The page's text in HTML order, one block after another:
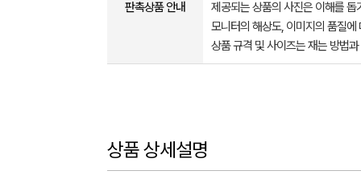
판촉상품 안내
제공되는 상품의 사진은 이해를
모니터의 해상도, 이미지의 품질
상품 규격 및 사이즈는 재는 방법
상품 상세설명